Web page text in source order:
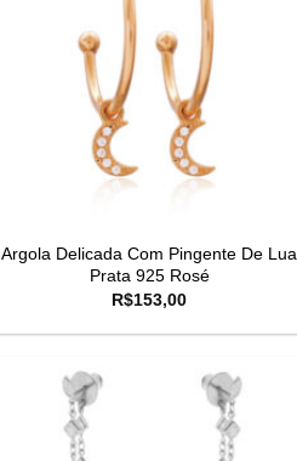
Argola Delicada Com Pingente De Lua
Prata 925 Rosé
R$153,00